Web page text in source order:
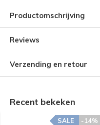
Productomschrijving
Reviews
Verzending en retour
Recent bekeken
-14%
SALE